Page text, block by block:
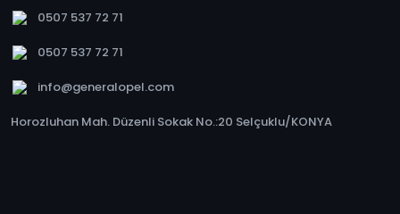
0507 537 72 71
0507 537 72 71
info@generalopel.com
Horozluhan Mah. Düzenli Sokak No.:20 Selçuklu/KONYA